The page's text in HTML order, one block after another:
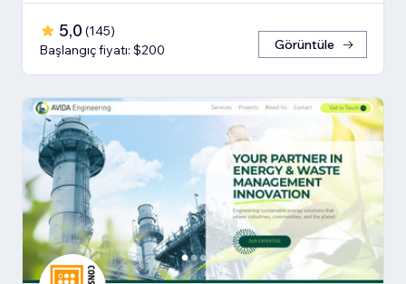
5,0 (145)
Başlangıç fiyatı: $200
Görüntüle